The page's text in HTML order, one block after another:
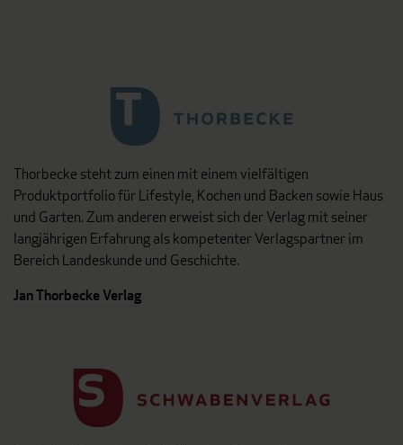
Thorbecke steht zum einen mit einem vielfältigen
Produktportfolio für Lifestyle, Kochen und Backen sowie Haus
und Garten. Zum anderen erweist sich der Verlag mit seiner
langjährigen Erfahrung als kompetenter Verlagspartner im
Bereich Landeskunde und Geschichte.
Jan Thorbecke Verlag